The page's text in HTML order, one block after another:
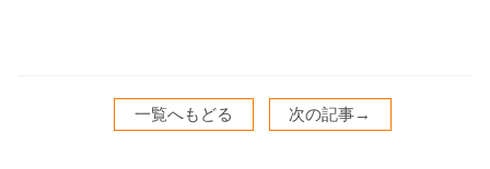
一覧へもどる 次の記事→